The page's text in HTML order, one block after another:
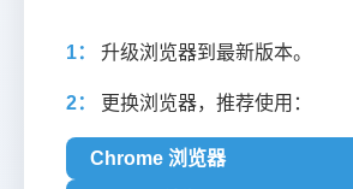
1： 升级浏览器到最新版本。
2： 更换浏览器，推荐使用：
Chrome 浏览器